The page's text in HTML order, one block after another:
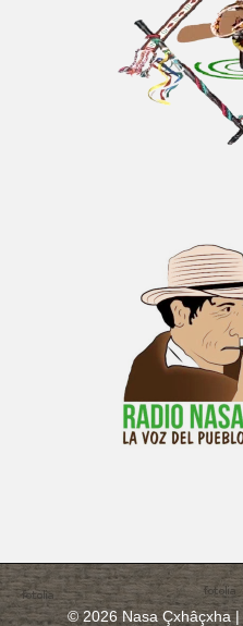
© 2026 Nasa Çxhâçxha